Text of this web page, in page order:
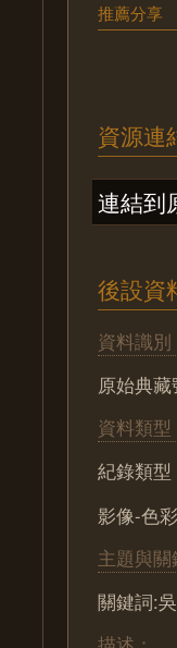
推薦分享
資源連
連結到
後設資
資料識別
原始典
資料類型
紀錄類型
影像-色
主題與關
關鍵詞: